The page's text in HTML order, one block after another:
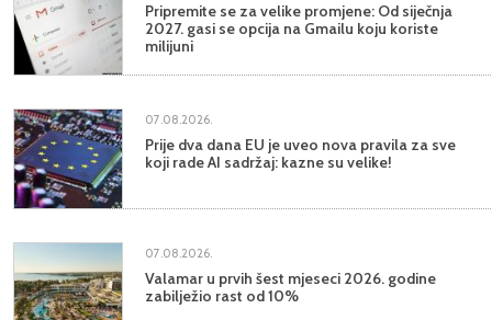
Pripremite se za velike promjene: Od siječnja
2027. gasi se opcija na Gmailu koju koriste
milijuni
07.08.2026.
Prije dva dana EU je uveo nova pravila za sve
koji rade AI sadržaj: kazne su velike!
07.08.2026.
Valamar u prvih šest mjeseci 2026. godine
zabilježio rast od 10%